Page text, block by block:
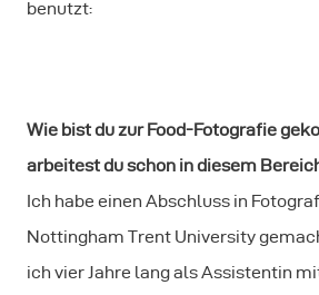
benutzt:
Wie bist du zur Food-Fotografie
arbeitest du schon in diesem
Ich habe einen Abschluss in
Nottingham Trent University
ich vier Jahre lang als Assistentin